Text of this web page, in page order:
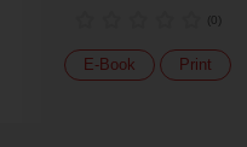
(0)
E-Book Print